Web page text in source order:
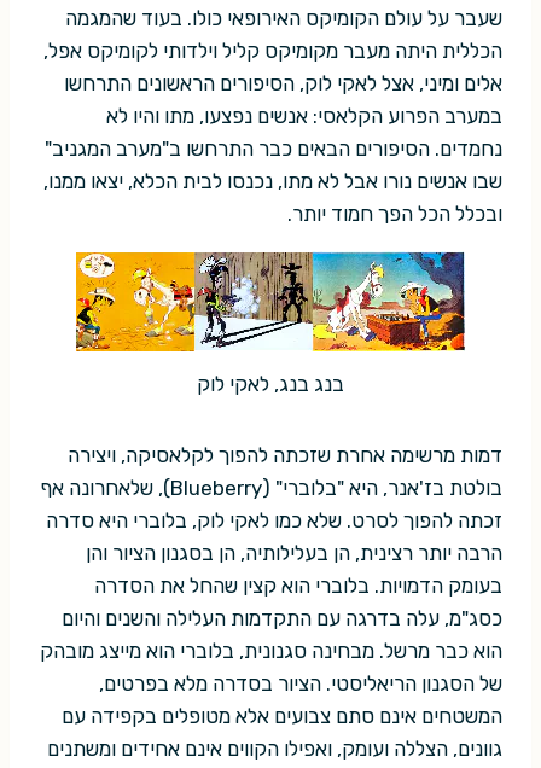
שעבר על עולם הקומיקס האירופאי כולו. בעוד שהמגמה
הכללית היתה מעבר מקומיקס קליל וילדותי לקומיקס אפל,
אלים ומיני, אצל לאקי לוק, הסיפורים הראשונים התרחשו
במערב הפרוע הקלאסי: אנשים נפצעו, מתו והיו לא
נחמדים. הסיפורים הבאים כבר התרחשו ב"מערב המגניב"
שבו אנשים נורו אבל לא מתו, נכנסו לבית הכלא, יצאו ממנו,
ובכלל הכל הפך חמוד יותר.
בנג בנג, לאקי לוק
דמות מרשימה אחרת שזכתה להפוך לקלאסיקה, ויצירה
בולטת בז'אנר, היא "בלוברי" (Blueberry), שלאחרונה אף
זכתה להפוך לסרט. שלא כמו לאקי לוק, בלוברי היא סדרה
הרבה יותר רצינית, הן בעלילותיה, הן בסגנון הציור והן
בעומק הדמויות. בלוברי הוא קצין שהחל את הסדרה
כסג"מ, עלה בדרגה עם התקדמות העלילה והשנים והיום
הוא כבר מרשל. מבחינה סגנונית, בלוברי הוא מייצג מובהק
של הסגנון הריאליסטי. הציור בסדרה מלא בפרטים,
המשטחים אינם סתם צבועים אלא מטופלים בקפידה עם
גוונים, הצללה ועומק, ואפילו הקווים אינם אחידים ומשתנים